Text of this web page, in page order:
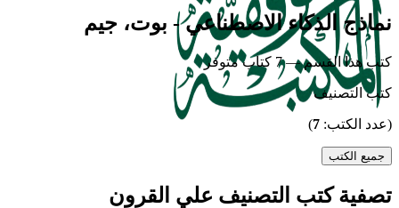
نماذج الذكاء الاصطناعي - بوت، جيم
كتب هذا القسم — 7 كتاب متوفر
كتب التصنيف
(عدد الكتب: 7
)
جميع الكتب
تصفية كتب التصنيف علي القرون